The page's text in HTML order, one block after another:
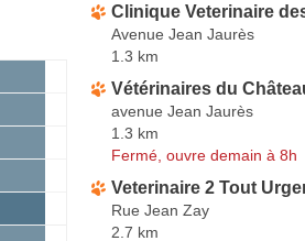
Clinique Veterinaire
Avenue Jean Jaurès
1.3 km
Vétérinaires du
avenue Jean Jaurès
1.3 km
Fermé, ouvre demain à 8h
Veterinaire 2 Tout
Rue Jean Zay
2.7 km